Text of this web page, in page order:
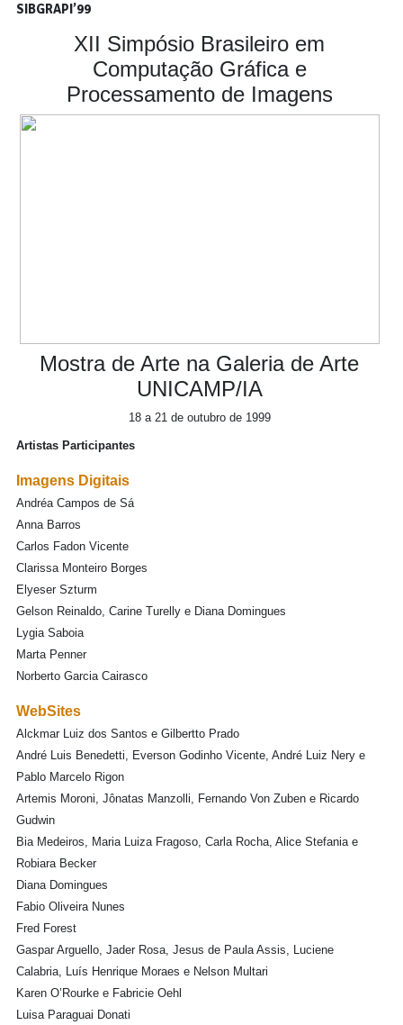
SIBGRAPI’99
XII Simpósio Brasileiro em
Computação Gráfica e
Processamento de Imagens
Mostra de Arte na Galeria de Arte
UNICAMP/IA
18 a 21 de outubro de 1999
Artistas Participantes
Imagens Digitais
Andréa Campos de Sá
Anna Barros
Carlos Fadon Vicente
Clarissa Monteiro Borges
Elyeser Szturm
Gelson Reinaldo, Carine Turelly e Diana Domingues
Lygia Saboia
Marta Penner
Norberto Garcia Cairasco
WebSites
Alckmar Luiz dos Santos e Gilbertto Prado
André Luis Benedetti, Everson Godinho Vicente, André Luiz Nery e
Pablo Marcelo Rigon
Artemis Moroni, Jônatas Manzolli, Fernando Von Zuben e Ricardo
Gudwin
Bia Medeiros, Maria Luiza Fragoso, Carla Rocha, Alice Stefania e
Robiara Becker
Diana Domingues
Fabio Oliveira Nunes
Fred Forest
Gaspar Arguello, Jader Rosa, Jesus de Paula Assis, Luciene
Calabria, Luís Henrique Moraes e Nelson Multari
Karen O’Rourke e Fabricie Oehl
Luisa Paraguai Donati